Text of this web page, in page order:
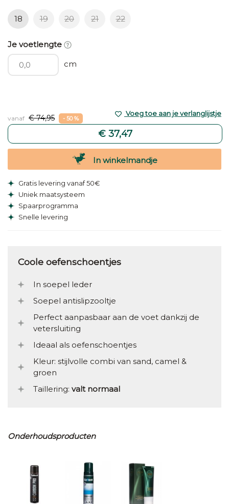
18 19 20 21 22
Je voetlengte
cm
vanaf € 74,95 - 50 %
€ 37,47
Voeg toe aan je verlanglijstje
In winkelmandje
Gratis levering vanaf 50€
Uniek maatsysteem
Spaarprogramma
Snelle levering
Coole oefenschoentjes
In soepel leder
Soepel antislipzooltje
Perfect aanpasbaar aan de voet dankzij de
vetersluiting
Ideaal als oefenschoentjes
Kleur: stijlvolle combi van sand, camel &
groen
Taillering: valt normaal
Onderhoudsproducten